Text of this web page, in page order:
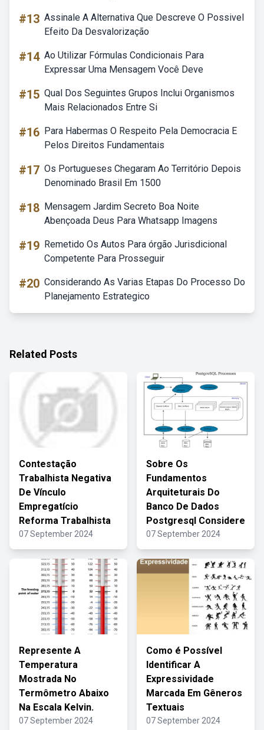
#13 Assinale A Alternativa Que Descreve O Possivel
Efeito Da Desvalorização
#14 Ao Utilizar Fórmulas Condicionais Para
Expressar Uma Mensagem Você Deve
#15 Qual Dos Seguintes Grupos Inclui Organismos
Mais Relacionados Entre Si
#16 Para Habermas O Respeito Pela Democracia E
Pelos Direitos Fundamentais
#17 Os Portugueses Chegaram Ao Território Depois
Denominado Brasil Em 1500
#18 Mensagem Jardim Secreto Boa Noite
Abençoada Deus Para Whatsapp Imagens
#19 Remetido Os Autos Para órgão Jurisdicional
Competente Para Prosseguir
#20 Considerando As Varias Etapas Do Processo Do
Planejamento Estrategico
Related Posts
Contestação
Trabalhista Negativa
De Vínculo
Empregatício
Reforma Trabalhista
07 September 2024
Sobre Os
Fundamentos
Arquiteturais Do
Banco De Dados
Postgresql Considere
07 September 2024
Represente A
Temperatura
Mostrada No
Termômetro Abaixo
Na Escala Kelvin.
07 September 2024
Como é Possível
Identificar A
Expressividade
Marcada Em Gêneros
Textuais
07 September 2024